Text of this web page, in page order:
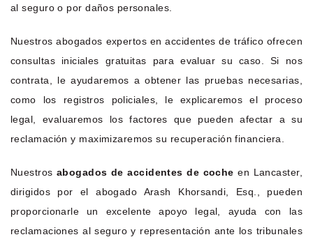
al seguro o por daños personales.
Nuestros abogados expertos en accidentes de tráfico ofrecen
consultas iniciales gratuitas para evaluar su caso. Si nos
contrata, le ayudaremos a obtener las pruebas necesarias,
como los registros policiales, le explicaremos el proceso
legal, evaluaremos los factores que pueden afectar a su
reclamación y maximizaremos su recuperación financiera.
Nuestros abogados de accidentes de coche en Lancaster,
dirigidos por el abogado Arash Khorsandi, Esq., pueden
proporcionarle un excelente apoyo legal, ayuda con las
reclamaciones al seguro y representación ante los tribunales